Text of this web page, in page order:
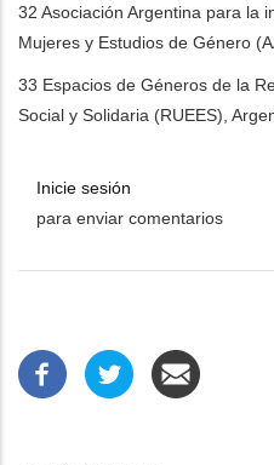
32 Asociación Argentina para la
Mujeres y Estudios de Género
33 Espacios de Géneros de la
Social y Solidaria (RUEES),
Inicie sesión
para enviar comentarios